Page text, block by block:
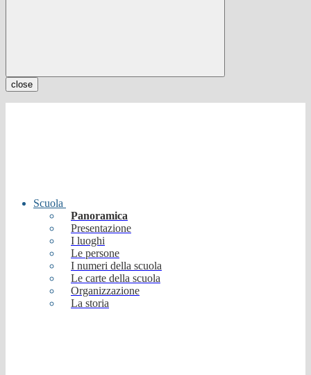
close
Scuola
Panoramica
Presentazione
I luoghi
Le persone
I numeri della scuola
Le carte della scuola
Organizzazione
La storia